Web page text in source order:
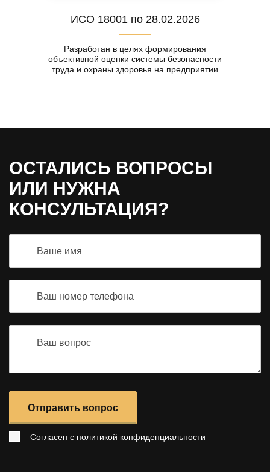
ИСО 18001 по 28.02.2026
Разработан в целях формирования
объективной оценки системы безопасности
труда и охраны здоровья на предприятии
ОСТАЛИСЬ ВОПРОСЫ
ИЛИ НУЖНА
КОНСУЛЬТАЦИЯ?
Отправить вопрос
Согласен с политикой конфиденциальности